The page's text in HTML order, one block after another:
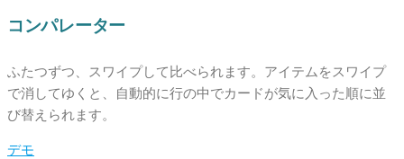
コンパレーター
ふたつずつ、スワイプして比べられます。アイテムをスワイプ
で消してゆくと、自動的に行の中でカードが気に入った順に並
び替えられます。
デモ